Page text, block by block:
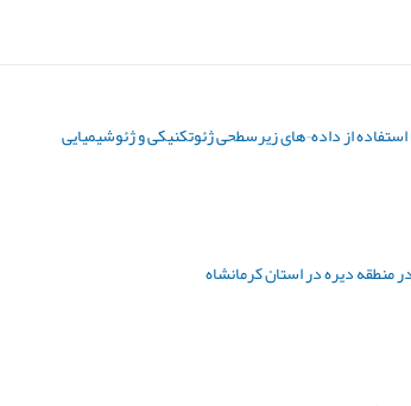
از داده¬های زیرسطحی ژئوتکنیکی و ژئوشیمیایی
دیره در استان کرمانشاه